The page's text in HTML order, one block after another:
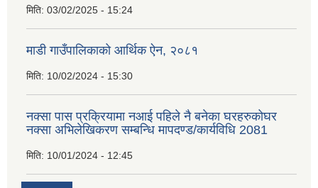
मिति: 03/02/2025 - 15:24
माडी गाउँपालिकाको आर्थिक ऐन, २०८१
मिति: 10/02/2024 - 15:30
नक्सा पास प्रक्रियामा नआई पहिले नै बनेका घरहरुकोघर
नक्सा अभिलेखिकरण सम्बन्धि मापदण्ड/कार्यविधि 2081
मिति: 10/01/2024 - 12:45